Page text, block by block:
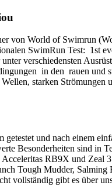
von World of Swimrun
SwimRun Test: 1st
verschiedensten
in den rauen und
starken
getestet und nach einem
Besonderheiten sind in
RB9X und
Tough Mudder,
vollständig gibt es über